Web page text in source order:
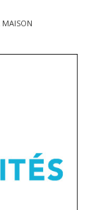
MAISON